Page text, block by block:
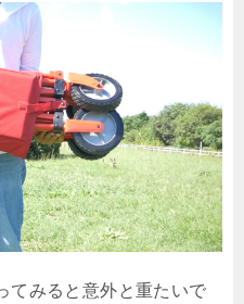
てみると意外と重たいで